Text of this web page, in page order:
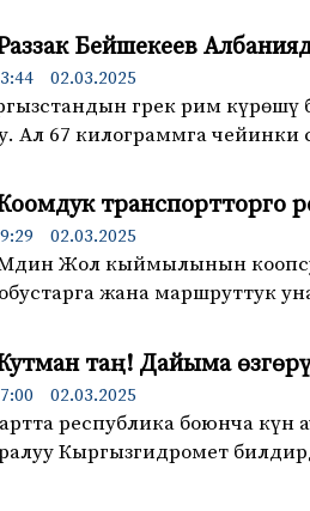
Бейшекеев
02.03.2025
грек рим күрөшү
Ал 67 килограммга чейинки
транспортторго
02.03.2025
Жол кыймылынын
жана маршруттук
таң! Дайыма
02.03.2025
республика боюнча
Кыргызгидромет